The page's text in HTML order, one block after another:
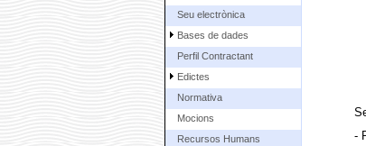
Seu electrònica
Bases de dades
Perfil Contractant
Edictes
Normativa
Mocions
Recursos Humans
-